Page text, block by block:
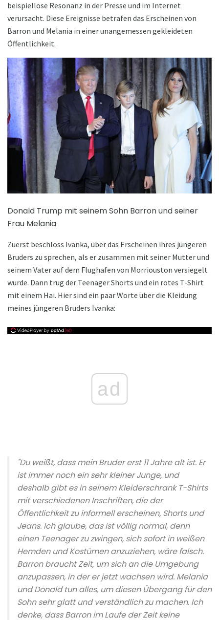
beispiellose Resonanz in der Presse und im Internet
verursacht. Diese Ereignisse betrafen das Erscheinen von
Barron und Melania in einer unangemessen gekleideten
Öffentlichkeit.
Donald Trump mit seinem Sohn Barron und seiner
Frau Melania
Zuerst beschloss Ivanka, über das Erscheinen ihres jüngeren
Bruders zu sprechen, als er zusammen mit seiner Mutter und
seinem Vater auf dem Flughafen von Morriouston versiegelt
wurde. Dann trug der Teenager Shorts und ein rotes T-Shirt
mit einem Hai. Hier sind ein paar Worte über die Kleidung
meines jüngeren Bruders Ivanka:
ad
"Du weißt, dass mein Bruder erst 11 Jahre alt ist. Er
ist immer noch ein sehr kleiner Junge, und
deshalb gibt es in seinem Kleiderschrank T-Shirts
mit verschiedenen Inschriften, die der
Öffentlichkeit zu informell erscheinen, Shorts und
Jeans. Ich glaube, das ist völlig normal, denn
einen Teenager zu zwingen, sich sofort in weißen
Hemden und Kostümen anzuziehen, wäre falsch.
Barron braucht Zeit, um sich an die Umgebung
anzupassen, in der er jetzt wachsen wird. Melania
und Donald tun alles, um diesen Übergang für den
Sohn sehr glatt und verständlich zu machen. Ich
denke, dass Barron im Laufe der Zeit keine